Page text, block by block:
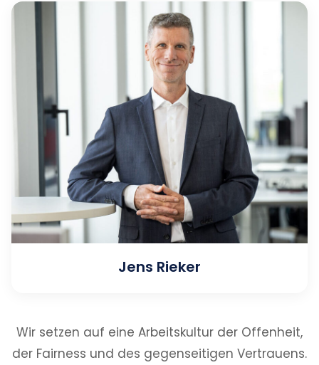
Jens Rieker
Wir setzen auf eine Arbeitskultur der Offenheit,
der Fairness und des gegenseitigen Vertrauens.